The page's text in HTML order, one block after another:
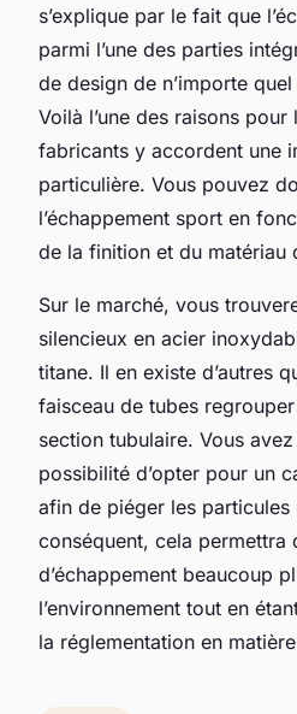
s’explique par le fait que
parmi l’une des parties
de design de n’importe
Voilà l’une des raisons pour
fabricants y accordent une
particulière. Vous pouvez
l’échappement sport en
de la finition et du matériau
Sur le marché, vous
silencieux en acier
titane. Il en existe d’autres
faisceau de tubes
section tubulaire. Vous
possibilité d’opter pour un
afin de piéger les particules
conséquent, cela permettra
d’échappement beaucoup
l’environnement tout en
la réglementation en